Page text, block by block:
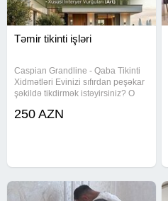
Təmir tikinti işləri
Caspian Grandline - Qaba Tikinti
Xidmətləri Evinizi sıfırdan peşəkar
şəkildə tikdirmək istəyirsiniz? O
tikinti işləri 250 AZN-dən
250 AZN